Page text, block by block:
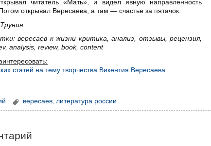
читатель «Мать», и видел явную направленность
открывал Вересаева, а там — счастье за пятачок.
вересаев к жизни критика, анализ, отзывы, рецензия,
analysis, review, book, content
статей на тему творчества Викентия Вересаева
вересаев, литература россии